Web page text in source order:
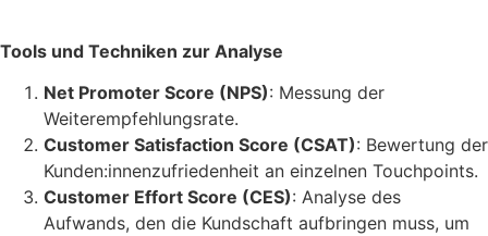
Tools und Techniken zur Analyse
Net Promoter Score (NPS): Messung der
Weiterempfehlungsrate.
Customer Satisfaction Score (CSAT): Bewertung der
Kunden:innenzufriedenheit an einzelnen Touchpoints.
Customer Effort Score (CES): Analyse des
Aufwands, den die Kundschaft aufbringen muss, um